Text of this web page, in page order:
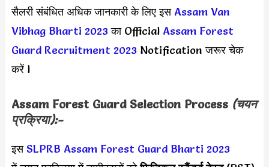
सैलरी संबंधित अधिक जानकारी के लिए इस Assam Van
Vibhag Bharti 2023का Official Assam Forest
Guard Recruitment 2023Notification जरूर चेक
करें l
Assam Forest Guard Selection Process (चयन
प्रक्रिया):-
इस SLPRB Assam Forest Guard Bharti 2023